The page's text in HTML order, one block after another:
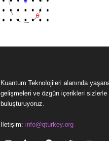
Kuantum Teknolojileri alanında
gelişmeleri ve özgün içerikleri sizlerle
buluşturuyoruz.
İletişim: info@qturkey.org